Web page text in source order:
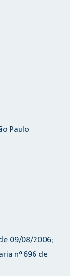
Paulo
09/08/2006;
n° 696 de